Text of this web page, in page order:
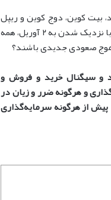
بیت کوین، دوج کوین و ریپل
توانسته‌اند توجه تحلیل‌گران و سرمایه‌گذاران بازار ارزهای دیجیتال را به خود جلب کنند. با نزدیک شدن به ۲ آوریل، همه
موج صعودی جدیدی باشند؟
و سیگنال خرید و فروش و
و هرگونه ضرر و زیان در
از هرگونه سرمایه‌گذاری